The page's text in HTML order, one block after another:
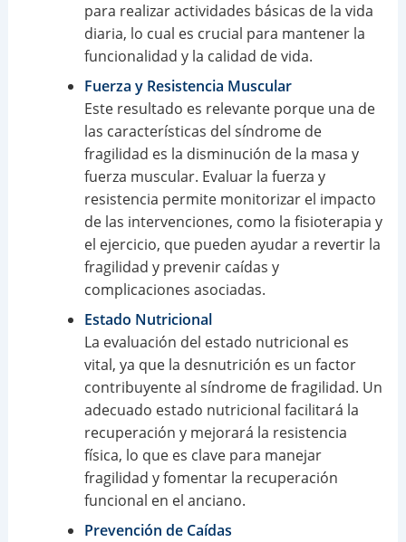
para realizar actividades básicas de la vida
diaria, lo cual es crucial para mantener la
funcionalidad y la calidad de vida.
Fuerza y Resistencia Muscular
Este resultado es relevante porque una de
las características del síndrome de
fragilidad es la disminución de la masa y
fuerza muscular. Evaluar la fuerza y
resistencia permite monitorizar el impacto
de las intervenciones, como la fisioterapia y
el ejercicio, que pueden ayudar a revertir la
fragilidad y prevenir caídas y
complicaciones asociadas.
Estado Nutricional
La evaluación del estado nutricional es
vital, ya que la desnutrición es un factor
contribuyente al síndrome de fragilidad. Un
adecuado estado nutricional facilitará la
recuperación y mejorará la resistencia
física, lo que es clave para manejar
fragilidad y fomentar la recuperación
funcional en el anciano.
Prevención de Caídas